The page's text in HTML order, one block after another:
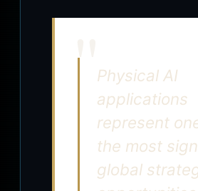
Physical AI
applications
represent
the most
global